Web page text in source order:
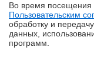
Обзор видеокарты
Во время посещения
Пользовательским
обработку и
данных,
программ.